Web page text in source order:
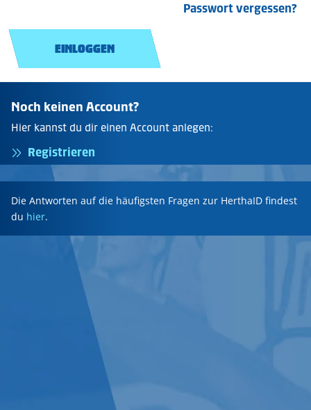
Passwort vergessen?
EINLOGGEN
Noch keinen Account?
Hier kannst du dir einen Account anlegen:
Registrieren
Die Antworten auf die häufigsten Fragen zur HerthaID findest
du hier.